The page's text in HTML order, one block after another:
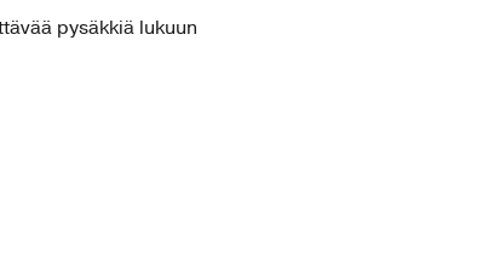
pysäkkiä lukuun